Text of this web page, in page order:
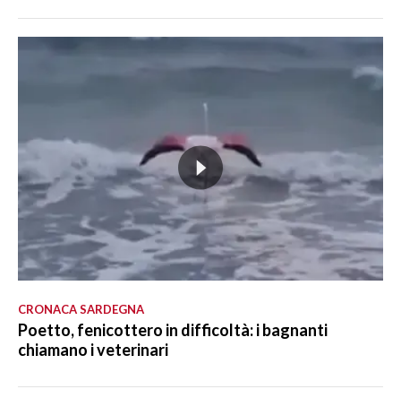
CRONACA SARDEGNA
Poetto, fenicottero in difficoltà: i bagnanti
chiamano i veterinari